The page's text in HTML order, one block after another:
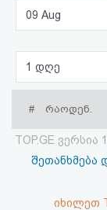
ავტორიზაცია
აღდგენა
HTML
კოდი
09 Aug
1 დღე
# რაოდენ.
TOP.GE ვერსია
შეთანხმება
იხილეთ